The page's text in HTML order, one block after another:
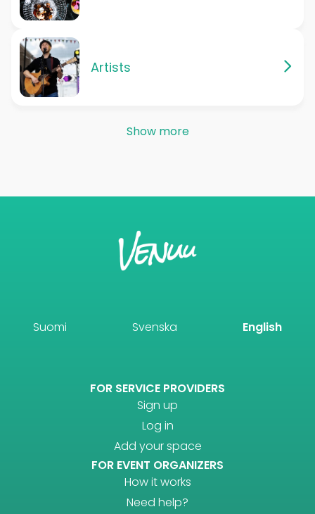
Artists
Show more
Suomi Svenska English
FOR SERVICE PROVIDERS
Sign up
Log in
Add your space
FOR EVENT ORGANIZERS
How it works
Need help?